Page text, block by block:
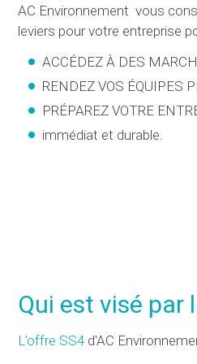
AC Environnement vous
leviers pour votre entreprise
ACCÉDEZ À DES
RENDEZ VOS ÉQUIPES
PRÉPAREZ VOTRE
immédiat et durable.
Qui est visé par
L’offre SS4 d'AC